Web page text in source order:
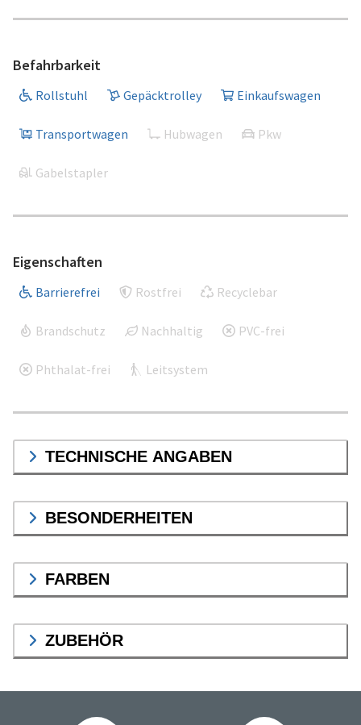
Befahrbarkeit
Rollstuhl Gepäcktrolley Einkaufswagen
Transportwagen Hubwagen Pkw
Gabelstapler
Eigenschaften
Barrierefrei Rostfrei Recyclebar
Brandschutz Nachhaltig PVC-frei
Phthalat-frei Leitsystem
TECHNISCHE ANGABEN
BESONDERHEITEN
FARBEN
ZUBEHÖR